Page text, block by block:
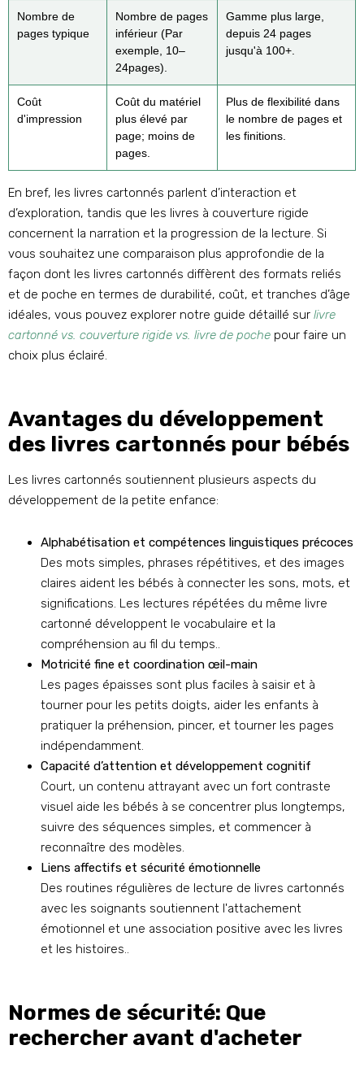
Nombre de
pages typique
Nombre de pages
inférieur (Par
exemple, 10–
24pages).
Gamme plus large,
depuis 24 pages
jusqu'à 100+.
Coût
d'impression
Coût du matériel
plus élevé par
page; moins de
pages.
Plus de flexibilité dans
le nombre de pages et
les finitions.
En bref, les livres cartonnés parlent d’interaction et
d’exploration, tandis que les livres à couverture rigide
concernent la narration et la progression de la lecture. Si
vous souhaitez une comparaison plus approfondie de la
façon dont les livres cartonnés diffèrent des formats reliés
et de poche en termes de durabilité, coût, et tranches d’âge
idéales, vous pouvez explorer notre guide détaillé sur livre
cartonné vs. couverture rigide vs. livre de poche pour faire un
choix plus éclairé.
Avantages du développement
des livres cartonnés pour bébés
Les livres cartonnés soutiennent plusieurs aspects du
développement de la petite enfance:
Alphabétisation et compétences linguistiques précoces
Des mots simples, phrases répétitives, et des images
claires aident les bébés à connecter les sons, mots, et
significations. Les lectures répétées du même livre
cartonné développent le vocabulaire et la
compréhension au fil du temps..
Motricité fine et coordination œil-main
Les pages épaisses sont plus faciles à saisir et à
tourner pour les petits doigts, aider les enfants à
pratiquer la préhension, pincer, et tourner les pages
indépendamment.
Capacité d’attention et développement cognitif
Court, un contenu attrayant avec un fort contraste
visuel aide les bébés à se concentrer plus longtemps,
suivre des séquences simples, et commencer à
reconnaître des modèles.
Liens affectifs et sécurité émotionnelle
Des routines régulières de lecture de livres cartonnés
avec les soignants soutiennent l'attachement
émotionnel et une association positive avec les livres
et les histoires..
Normes de sécurité: Que
rechercher avant d'acheter